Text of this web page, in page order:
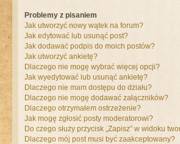
Problemy z pisaniem
Jak utworzyć nowy wątek na forum?
Jak edytować lub usunąć post?
Jak dodawać podpis do moich postów?
Jak utworzyć ankietę?
Dlaczego nie mogę wybrać więcej opcji?
Jak wyedytować lub usunąć ankietę?
Dlaczego nie mam dostępu do działu?
Dlaczego nie mogę dodawać załączników?
Dlaczego otrzymałem ostrzeżenie?
Jak mogę zgłosić posty moderatorowi?
Do czego służy przycisk „Zapisz” w widoku
Dlaczego mój post musi być zaakceptowany?